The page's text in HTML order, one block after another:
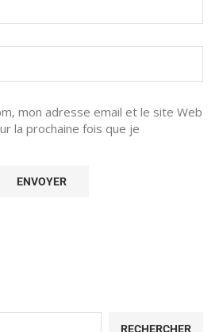
mon adresse email et le site Web
la prochaine fois que je
RECHERCHER